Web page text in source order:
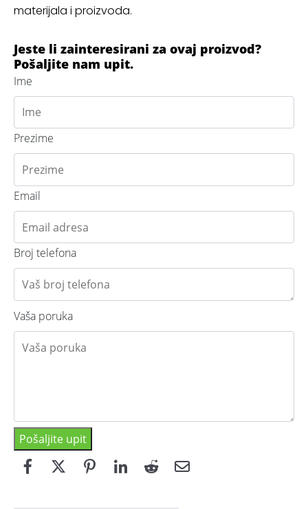
materijala i proizvoda.
Jeste li zainteresirani za ovaj proizvod?
Pošaljite nam upit.
Ime
Prezime
Email
Broj telefona
Vaša poruka
Pošaljite upit